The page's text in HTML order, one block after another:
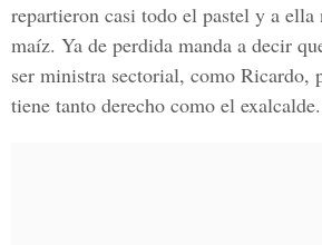
repartieron casi todo el pastel y a ella
maíz. Ya de perdida manda a decir
ser ministra sectorial, como Ricardo,
tiene tanto derecho como el